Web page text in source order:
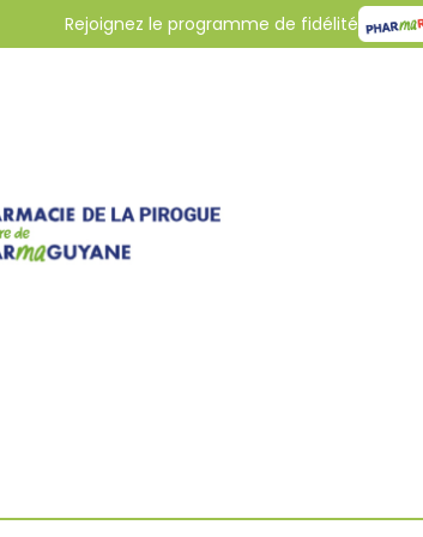
Rejoignez le programme de fidélité